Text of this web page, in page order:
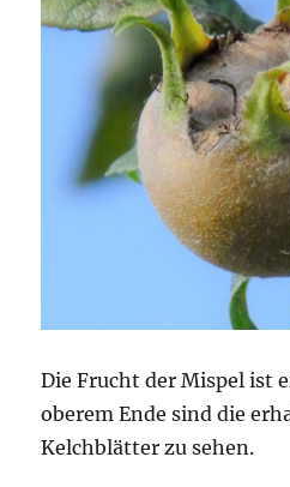
Die Frucht der Mispel ist
oberem Ende sind die
Kelchblätter zu sehen.